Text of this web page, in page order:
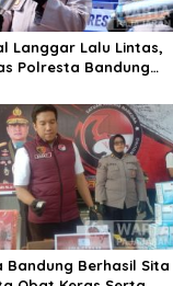
Langgar Lalu Lintas,
Polresta Bandung
Bandung Berhasil Sita